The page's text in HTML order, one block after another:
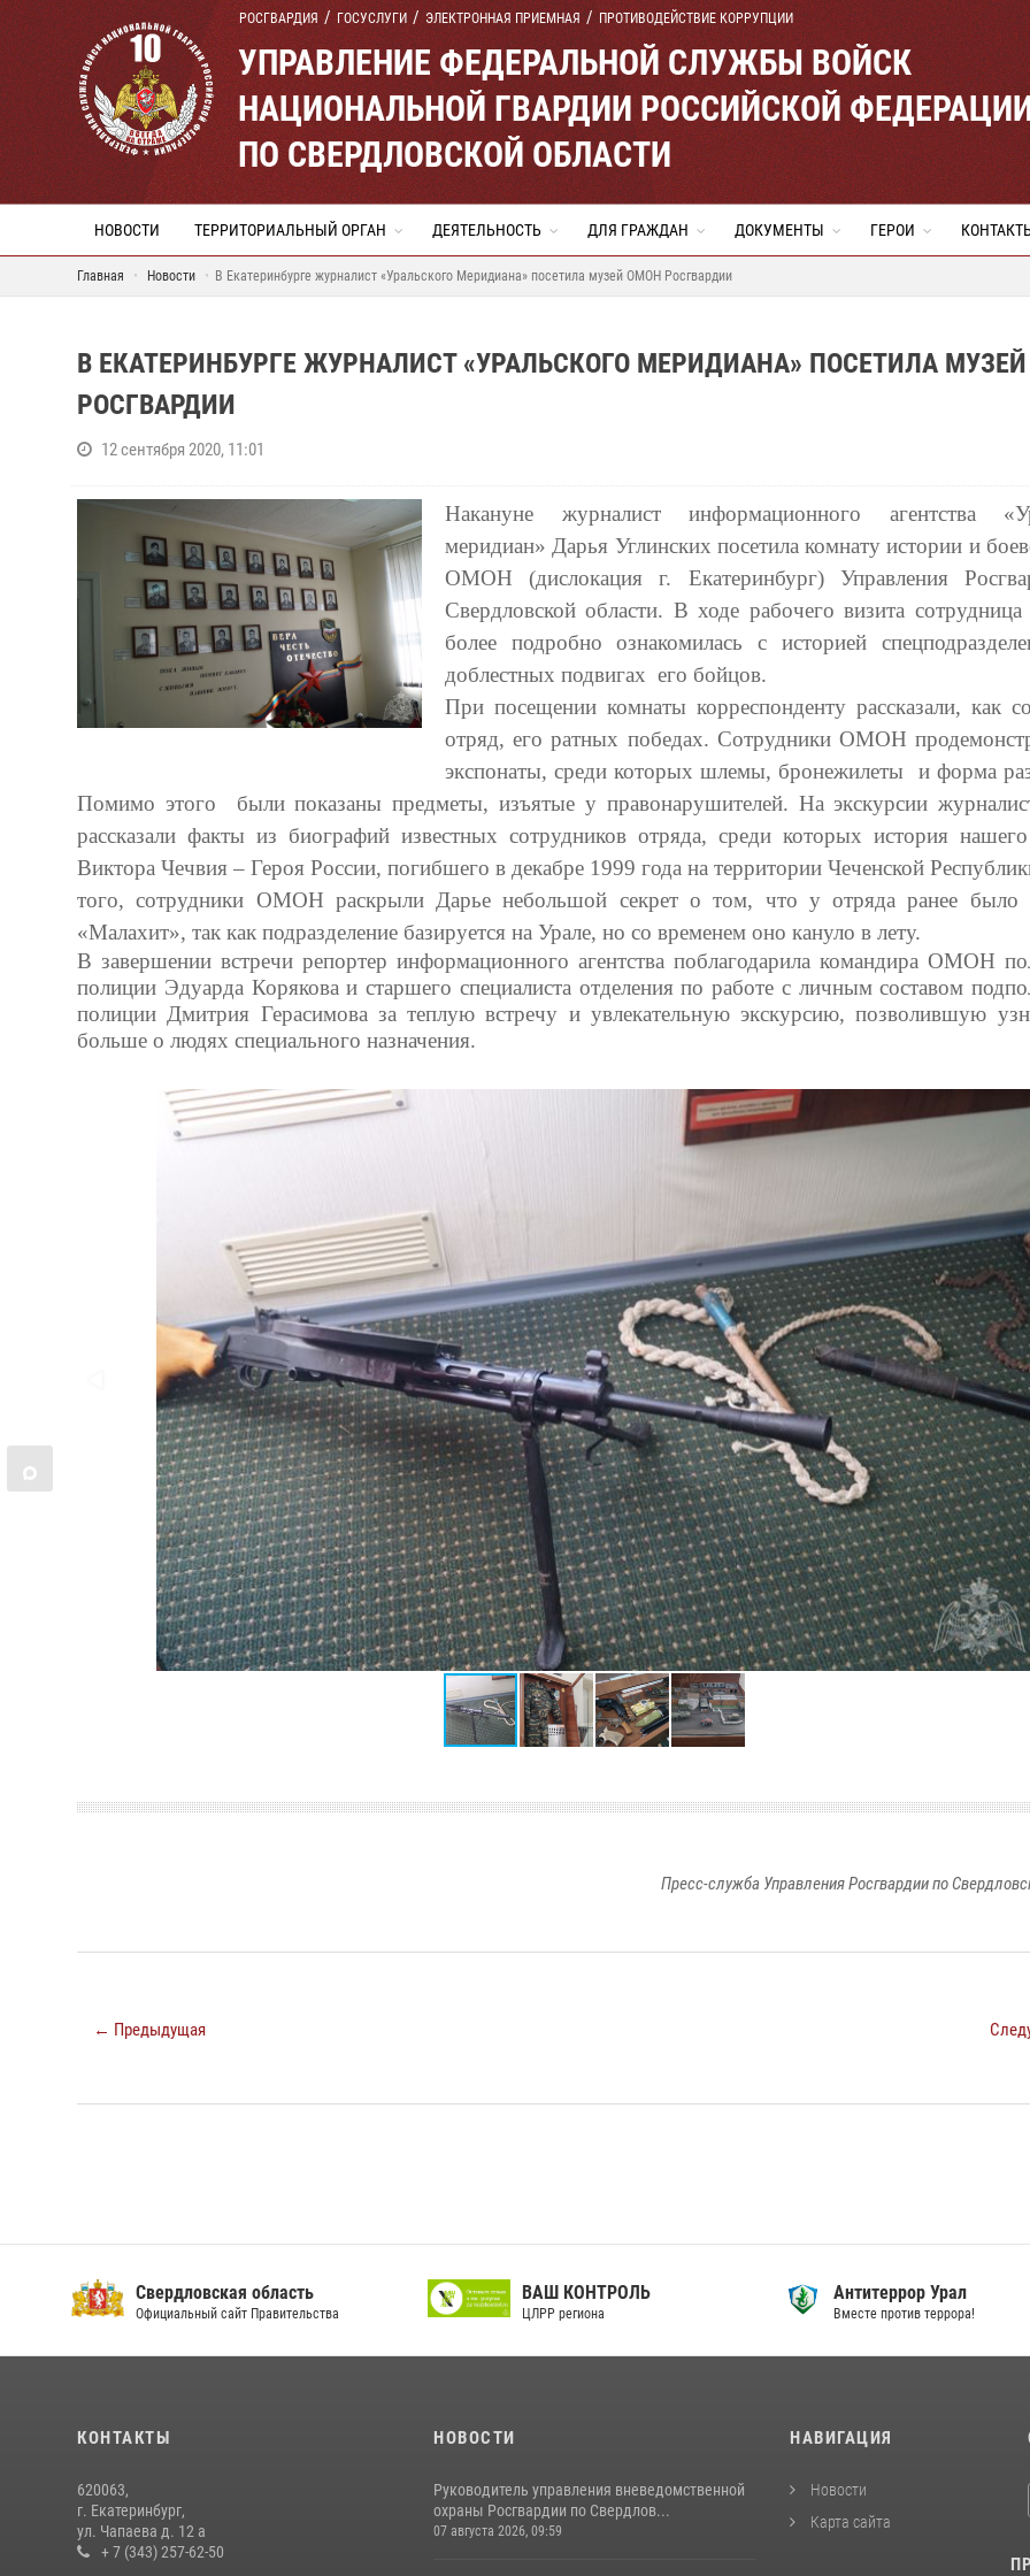
РОСГВАРДИЯ ГОСУСЛУГИ ЭЛЕКТРОННАЯ ПРИЕМНАЯ ПРОТИВОДЕЙСТВИЕ КОРРУПЦИИ
УПРАВЛЕНИЕ ФЕДЕРАЛЬНОЙ СЛУЖБЫ ВОЙСК
НАЦИОНАЛЬНОЙ ГВАРДИИ РОССИЙСКОЙ
ПО СВЕРДЛОВСКОЙ ОБЛАСТИ
НОВОСТИ ТЕРРИТОРИАЛЬНЫЙ ОРГАН ДЕЯТЕЛЬНОСТЬ ДЛЯ ГРАЖДАН ДОКУМЕНТЫ ГЕРОИ
Главная Новости В Екатеринбурге журналист «Уральского Меридиана» посетила музей ОМОН Росгвардии
В ЕКАТЕРИНБУРГЕ ЖУРНАЛИСТ «УРАЛЬСКОГО МЕРИДИАНА» ПОСЕТИЛА
РОСГВАРДИИ
12 сентября 2020, 11:01
Накануне журналист информационного агентства
меридиан» Дарья Углинских посетила комнату истории и
ОМОН (дислокация г. Екатеринбург) Управления
Свердловской области. В ходе рабочего визита сотрудница
более подробно ознакомилась с историей
доблестных подвигах его бойцов.
При посещении комнаты корреспонденту рассказали, как
отряд, его ратных победах. Сотрудники ОМОН
экспонаты, среди которых шлемы, бронежилеты и форма
Помимо этого были показаны предметы, изъятые у правонарушителей. На экскурсии
рассказали факты из биографий известных сотрудников отряда, среди которых история
Виктора Чечвия – Героя России, погибшего в декабре 1999 года на территории Чеченской
того, сотрудники ОМОН раскрыли Дарье небольшой секрет о том, что у отряда ранее было
«Малахит», так как подразделение базируется на Урале, но со временем оно кануло в лету.
В завершении встречи репортер информационного агентства поблагодарила командира ОМОН
полиции Эдуарда Корякова и старшего специалиста отделения по работе с личным составом
полиции Дмитрия Герасимова за теплую встречу и увлекательную экскурсию, позволившую
больше о людях специального назначения.
Пресс-служба Управления Росгвардии по
← Предыдущая
Свердловская область
Официальный сайт Правительства
ВАШ КОНТРОЛЬ
ЦЛРР региона
Антитеррор Урал
Вместе против террора!
КОНТАКТЫ
620063,
г. Екатеринбург,
ул. Чапаева д. 12 а
+ 7 (343) 257-62-50
НОВОСТИ
Руководитель управления вневедомственной
охраны Росгвардии по Свердлов...
07 августа 2026, 09:59
НАВИГАЦИЯ
Новости
Карта сайта